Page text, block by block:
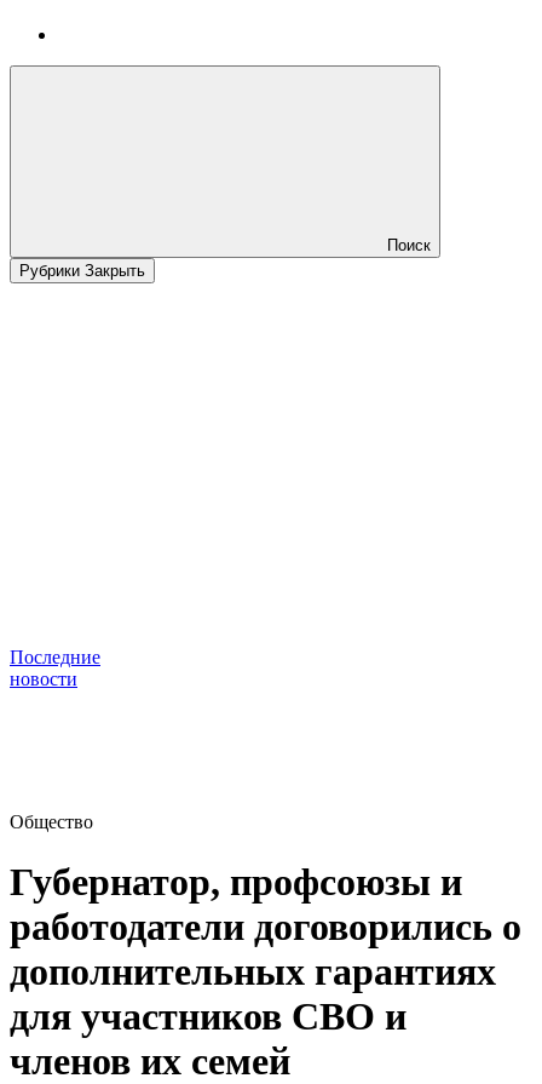
Поиск
Рубрики Закрыть
Последние
новости
Общество
Губернатор, профсоюзы и
работодатели договорились о
дополнительных гарантиях
для участников СВО и
членов их семей